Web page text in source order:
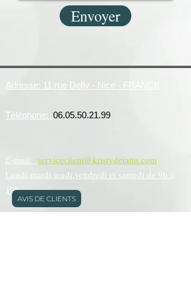
Envoyer
Adresse: 11 rue Defly - Nice - FRANCE
Téléphone: 06.05.50.21.99
E-mail: serviceclient@kristydeianu.com
Lundi,mardi,jeudi,vendredi et samedi de 9h à
19h
AVIS DE CLIENTS